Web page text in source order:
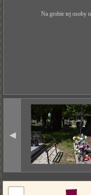
Na grobie tej osoby
◄